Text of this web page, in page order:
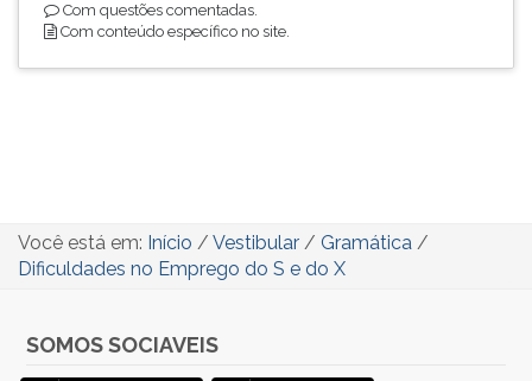
Com questões comentadas.
Com conteúdo específico no site.
Você está em: Início / Vestibular / Gramática /
Dificuldades no Emprego do S e do X
SOMOS SOCIAVEIS